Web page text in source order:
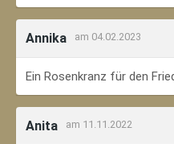
Annika am 04.02.2023
Ein Rosenkranz für den
Anita am 11.11.2022